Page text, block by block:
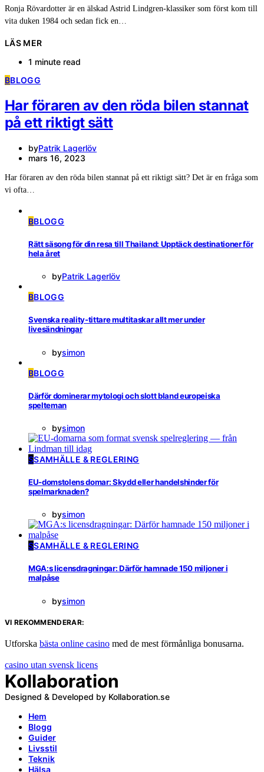
Ronja Rövardotter är en älskad Astrid Lindgren-klassiker som först kom till
vita duken 1984 och sedan fick en…
LÄS MER
1 minute read
BBLOGG
Har föraren av den röda bilen stannat
på ett riktigt sätt
byPatrik Lagerlöv
mars 16, 2023
Har föraren av den röda bilen stannat på ett riktigt sätt? Det är en fråga som
vi ofta…
BBLOGG
Rätt säsong för din resa till Thailand: Upptäck destinationer för
hela året
byPatrik Lagerlöv
BBLOGG
Svenska reality-tittare multitaskar allt mer under
livesändningar
bysimon
BBLOGG
Därför dominerar mytologi och slott bland europeiska
spelteman
bysimon
SSAMHÄLLE & REGLERING
EU-domstolens domar: Skydd eller handelshinder för
spelmarknaden?
bysimon
SSAMHÄLLE & REGLERING
MGA:s licensdragningar: Därför hamnade 150 miljoner i
malpåse
bysimon
VI REKOMMENDERAR:
Utforska bästa online casino med de mest förmånliga bonusarna.
casino utan svensk licens
Kollaboration
Designed & Developed by Kollaboration.se
Hem
Blogg
Guider
Livsstil
Teknik
Hälsa